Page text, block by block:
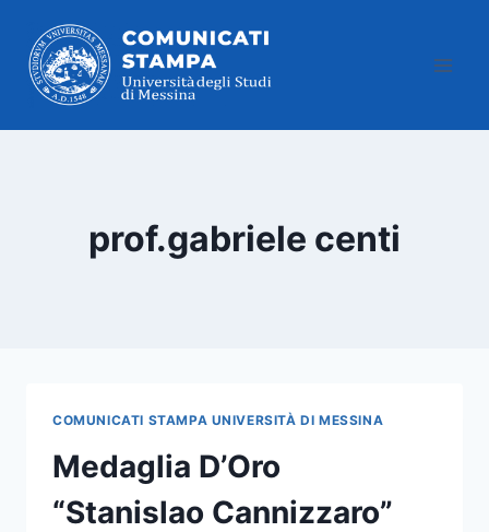
contenuto
prof.gabriele centi
COMUNICATI STAMPA UNIVERSITÀ DI MESSINA
Medaglia D’Oro
“Stanislao Cannizzaro”